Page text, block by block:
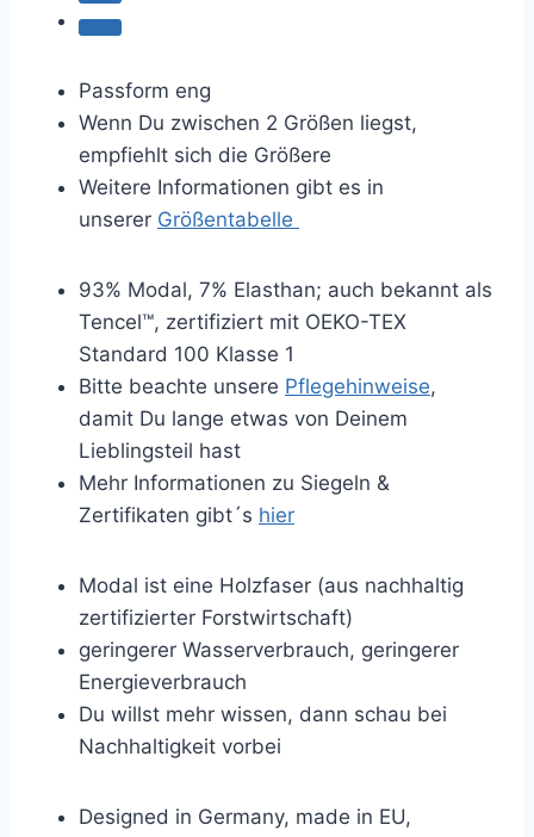
Passform eng
Wenn Du zwischen 2 Größen liegst,
empfiehlt sich die Größere
Weitere Informationen gibt es in
unserer Größentabelle
93% Modal, 7% Elasthan; auch bekannt als
Tencel™, zertifiziert mit OEKO-TEX
Standard 100 Klasse 1
Bitte beachte unsere Pflegehinweise,
damit Du lange etwas von Deinem
Lieblingsteil hast
Mehr Informationen zu Siegeln &
Zertifikaten gibt´s hier
Modal ist eine Holzfaser (aus nachhaltig
zertifizierter Forstwirtschaft)
geringerer Wasserverbrauch, geringerer
Energieverbrauch
Du willst mehr wissen, dann schau bei
Nachhaltigkeit vorbei
Designed in Germany, made in EU,